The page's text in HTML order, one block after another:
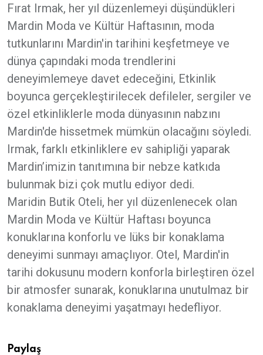
Fırat Irmak, her yıl düzenlemeyi düşündükleri
Mardin Moda ve Kültür Haftasının, moda
tutkunlarını Mardin'in tarihini keşfetmeye ve
dünya çapındaki moda trendlerini
deneyimlemeye davet edeceğini, Etkinlik
boyunca gerçekleştirilecek defileler, sergiler ve
özel etkinliklerle moda dünyasının nabzını
Mardin'de hissetmek mümkün olacağını söyledi.
Irmak, farklı etkinliklere ev sahipliği yaparak
Mardin’imizin tanıtımına bir nebze katkıda
bulunmak bizi çok mutlu ediyor dedi.
Maridin Butik Oteli, her yıl düzenlenecek olan
Mardin Moda ve Kültür Haftası boyunca
konuklarına konforlu ve lüks bir konaklama
deneyimi sunmayı amaçlıyor. Otel, Mardin'in
tarihi dokusunu modern konforla birleştiren özel
bir atmosfer sunarak, konuklarına unutulmaz bir
konaklama deneyimi yaşatmayı hedefliyor.
Paylaş